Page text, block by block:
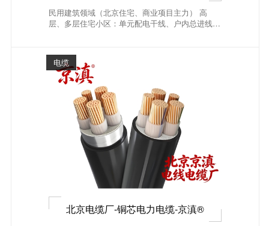
民用建筑领域（北京住宅、商业项目主力） 高
层、多层住宅小区：单元配电干线、户内总进线、
电缆
北京电缆厂-铜芯电力电缆-京滇®